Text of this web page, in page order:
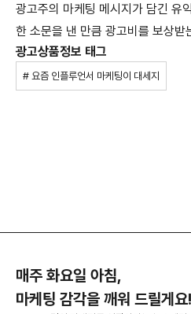
광고주의 마케팅 메시지가 담긴 유
한 소문을 낸 만큼 광고비를 보상받
광고상품정보 태그
# 요즘 인플루언서 마케팅이 대세지
매주 화요일 아침,
마케팅 감각을 깨워 드릴게요!